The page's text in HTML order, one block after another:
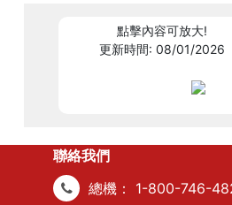
點擊內容可放大!
更新時間: 08/01/2026
聯絡我們
總機：
1-800-746-